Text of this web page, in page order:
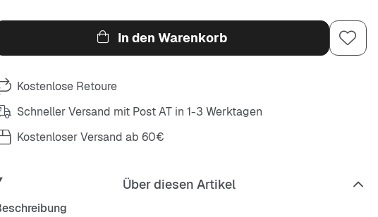
In den Warenkorb
Kostenlose Retoure
Schneller Versand mit Post AT in 1-3 Werktagen
Kostenloser Versand ab 60€
Über diesen Artikel